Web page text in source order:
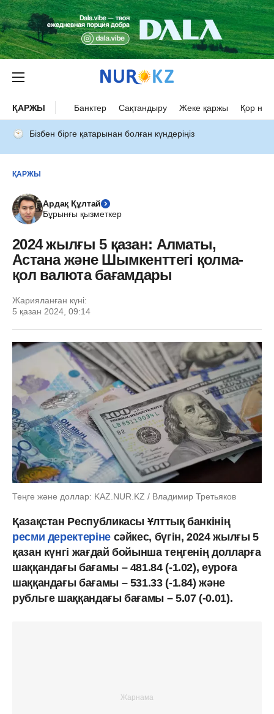
ҚАРЖЫ Банктер Сақтандыру Жеке қаржы Қор
Бізбен бірге қатарынан болған күндеріңіз
ҚАРЖЫ
Ардақ Құлтай
Бұрынғы қызметкер
2024 жылғы 5 қазан: Алматы,
Астана және Шымкенттегі қолма-
қол валюта бағамдары
Жарияланған күні:
5 қазан 2024, 09:14
Теңге және доллар: KAZ.NUR.KZ / Владимир Третьяков
Қазақстан Республикасы Ұлттық банкінің
ресми деректерінесәйкес, бүгін, 2024 жылғы 5
қазан күнгі жағдай бойынша теңгенің долларға
шаққандағы бағамы – 481.84 (-1.02), еуроға
шаққандағы бағамы – 531.33 (-1.84) және
рубльге шаққандағы бағамы – 5.07 (-0.01).